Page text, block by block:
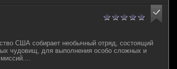
США собирает необычный отряд, состоящий
чудовищ, для выполнения особо сложных и